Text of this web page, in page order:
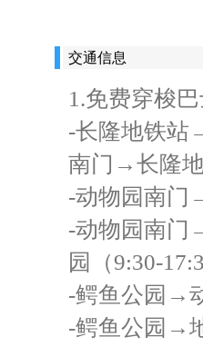
交通信息
1.免费穿梭
-长隆地铁
南门→长隆地
-动物园南门
-动物园南
园（9:30-
-鳄鱼公园→
-鳄鱼公园→